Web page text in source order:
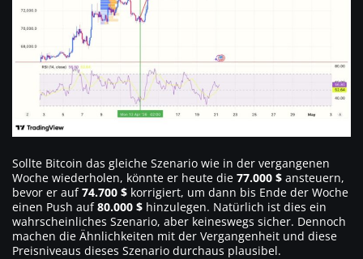
Sollte Bitcoin das gleiche Szenario wie in der vergangenen
Woche wiederholen, könnte er heute die 77.000 $ ansteuern,
bevor er auf74.700 $ korrigiert, um dann bis Ende der Woche
einen Push auf80.000 $ hinzulegen. Natürlich ist dies ein
wahrscheinliches Szenario, aber keineswegs sicher. Dennoch
machen die Ähnlichkeiten mit der Vergangenheit und diese
Preisniveaus dieses Szenario durchaus plausibel.